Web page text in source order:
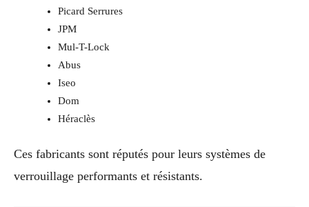
Picard Serrures
JPM
Mul-T-Lock
Abus
Iseo
Dom
Héraclès
Ces fabricants sont réputés pour leurs systèmes de
verrouillage performants et résistants.